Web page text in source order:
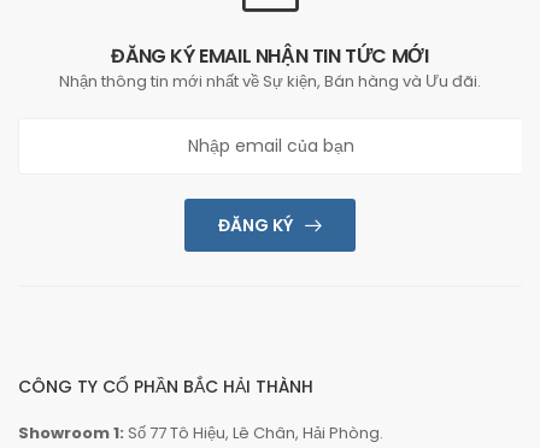
ĐĂNG KÝ EMAIL NHẬN TIN TỨC MỚI
Nhận thông tin mới nhất về Sự kiện, Bán hàng và Ưu đãi.
ĐĂNG KÝ
CÔNG TY CỔ PHẦN BẮC HẢI THÀNH
Showroom 1: Số 77 Tô Hiệu, Lê Chân, Hải Phòng.